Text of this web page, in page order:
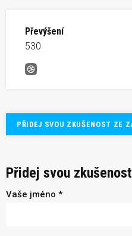
Převýšení
530
Plenivec Vertical Run
PŘIDEJ SVOU ZKUŠENOST ZE
Přidej svou
Vaše jméno *